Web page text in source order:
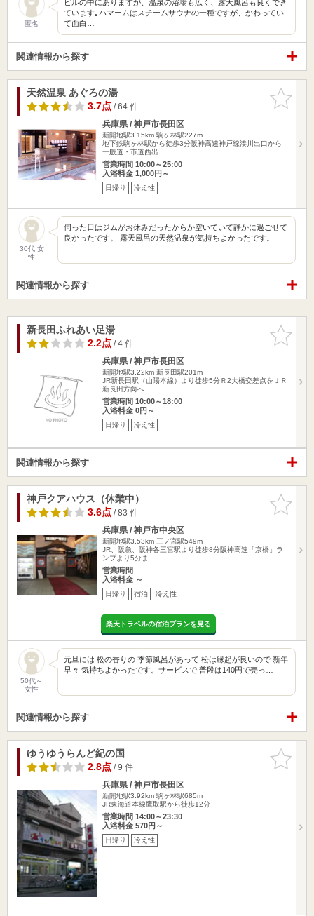
匿名
ビルの中にありますが、温泉の浴場も広く、露天風呂も良くでき
ています｡ハマームはスチームサウナの一種ですが、かわってい
て面白…
関連情報から探す
お気に入
りに追加
天然温泉 あぐろの湯
3.7点/ 64 件
兵庫県 / 神戸市長田区
新開地駅3.15km 駒ヶ林駅227m
地下鉄駒ヶ林駅から徒歩3分阪神高速神戸線湊川出口から
一般道・市道西出…
営業時間 10:00～25:00
入浴料金 1,000円～
日帰り 冷え性
30代 女
性
伺った日はジムがお休みだったからか空いていて静かに過ごせて
良かったです。 露天風呂の天然温泉が気持ちよかったです。
関連情報から探す
お気に入
りに追加
新長田ふれあい足湯
2.2点/ 4 件
兵庫県 / 神戸市長田区
新開地駅3.22km 新長田駅201m
JR新長田駅（山陽本線）より徒歩5分Ｒ2大橋交差点をＪＲ
新長田方向へ…
営業時間 10:00～18:00
入浴料金 0円～
日帰り 冷え性
関連情報から探す
お気に入
りに追加
神戸クアハウス（休業中）
3.6点/ 83 件
兵庫県 / 神戸市中央区
新開地駅3.53km 三ノ宮駅549m
JR、阪急、阪神各三宮駅より徒歩8分阪神高速「京橋」ラ
ンプより5分ま…
営業時間
入浴料金 ～
日帰り 宿泊 冷え性
楽天トラベルの宿泊プランを見る
50代～
女性
元旦には 松の香りの 季節風呂があって 松は縁起が良いので 新年
早々 気持ちよかったです。サービスで 普段は140円で売っ…
関連情報から探す
お気に入
りに追加
ゆうゆうらんど紀の国
2.8点/ 9 件
兵庫県 / 神戸市長田区
新開地駅3.92km 駒ヶ林駅685m
JR東海道本線鷹取駅から徒歩12分
営業時間 14:00～23:30
入浴料金 570円～
日帰り 冷え性